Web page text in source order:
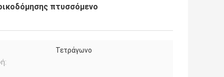
πτυσσόμενο
Τετράγωνο